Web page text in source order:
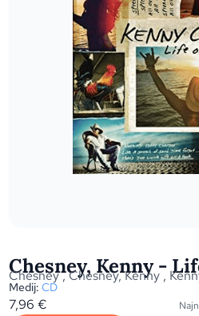
Chesney, Kenny -
Chesney,Chesney, Kenny ,
Medij: CD
7,96€